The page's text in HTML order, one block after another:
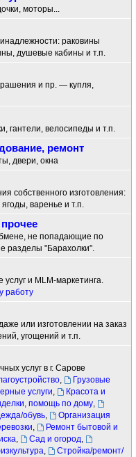
моторы...
раковины
душевые кабины и т.п.
и пр. — купля,
гантели, велосипеды и т.п.
ремонт
двери, окна
собственного изготовления:
варенье и т.п.
не попадающие по
разделы "Барахолки".
и MLM-маркетинга.
работу
или изготовлении на заказ
угощений и т.п.
услуг в г. Сарове
,
Грузовые
услуги,
Красота и
помощь по дому,
обувь,
Организация
,
Ремонт бытовой и
, Сад и огород,
,
Стройка/ремонт/